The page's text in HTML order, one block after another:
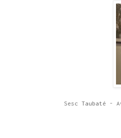
Sesc Taubaté -